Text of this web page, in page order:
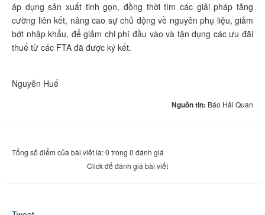
áp dụng sản xuất tinh gọn, đồng thời tìm các giải pháp tăng
cường liên kết, nâng cao sự chủ động về nguyên phụ liệu, giảm
bớt nhập khẩu, để giảm chi phí đầu vào và tận dụng các ưu đãi
thuế từ các FTA đã được ký kết.
Nguyễn Huế
Nguồn tin: Báo Hải Quan
Tổng số điểm của bài viết là: 0 trong 0 đánh giá
Click để đánh giá bài viết